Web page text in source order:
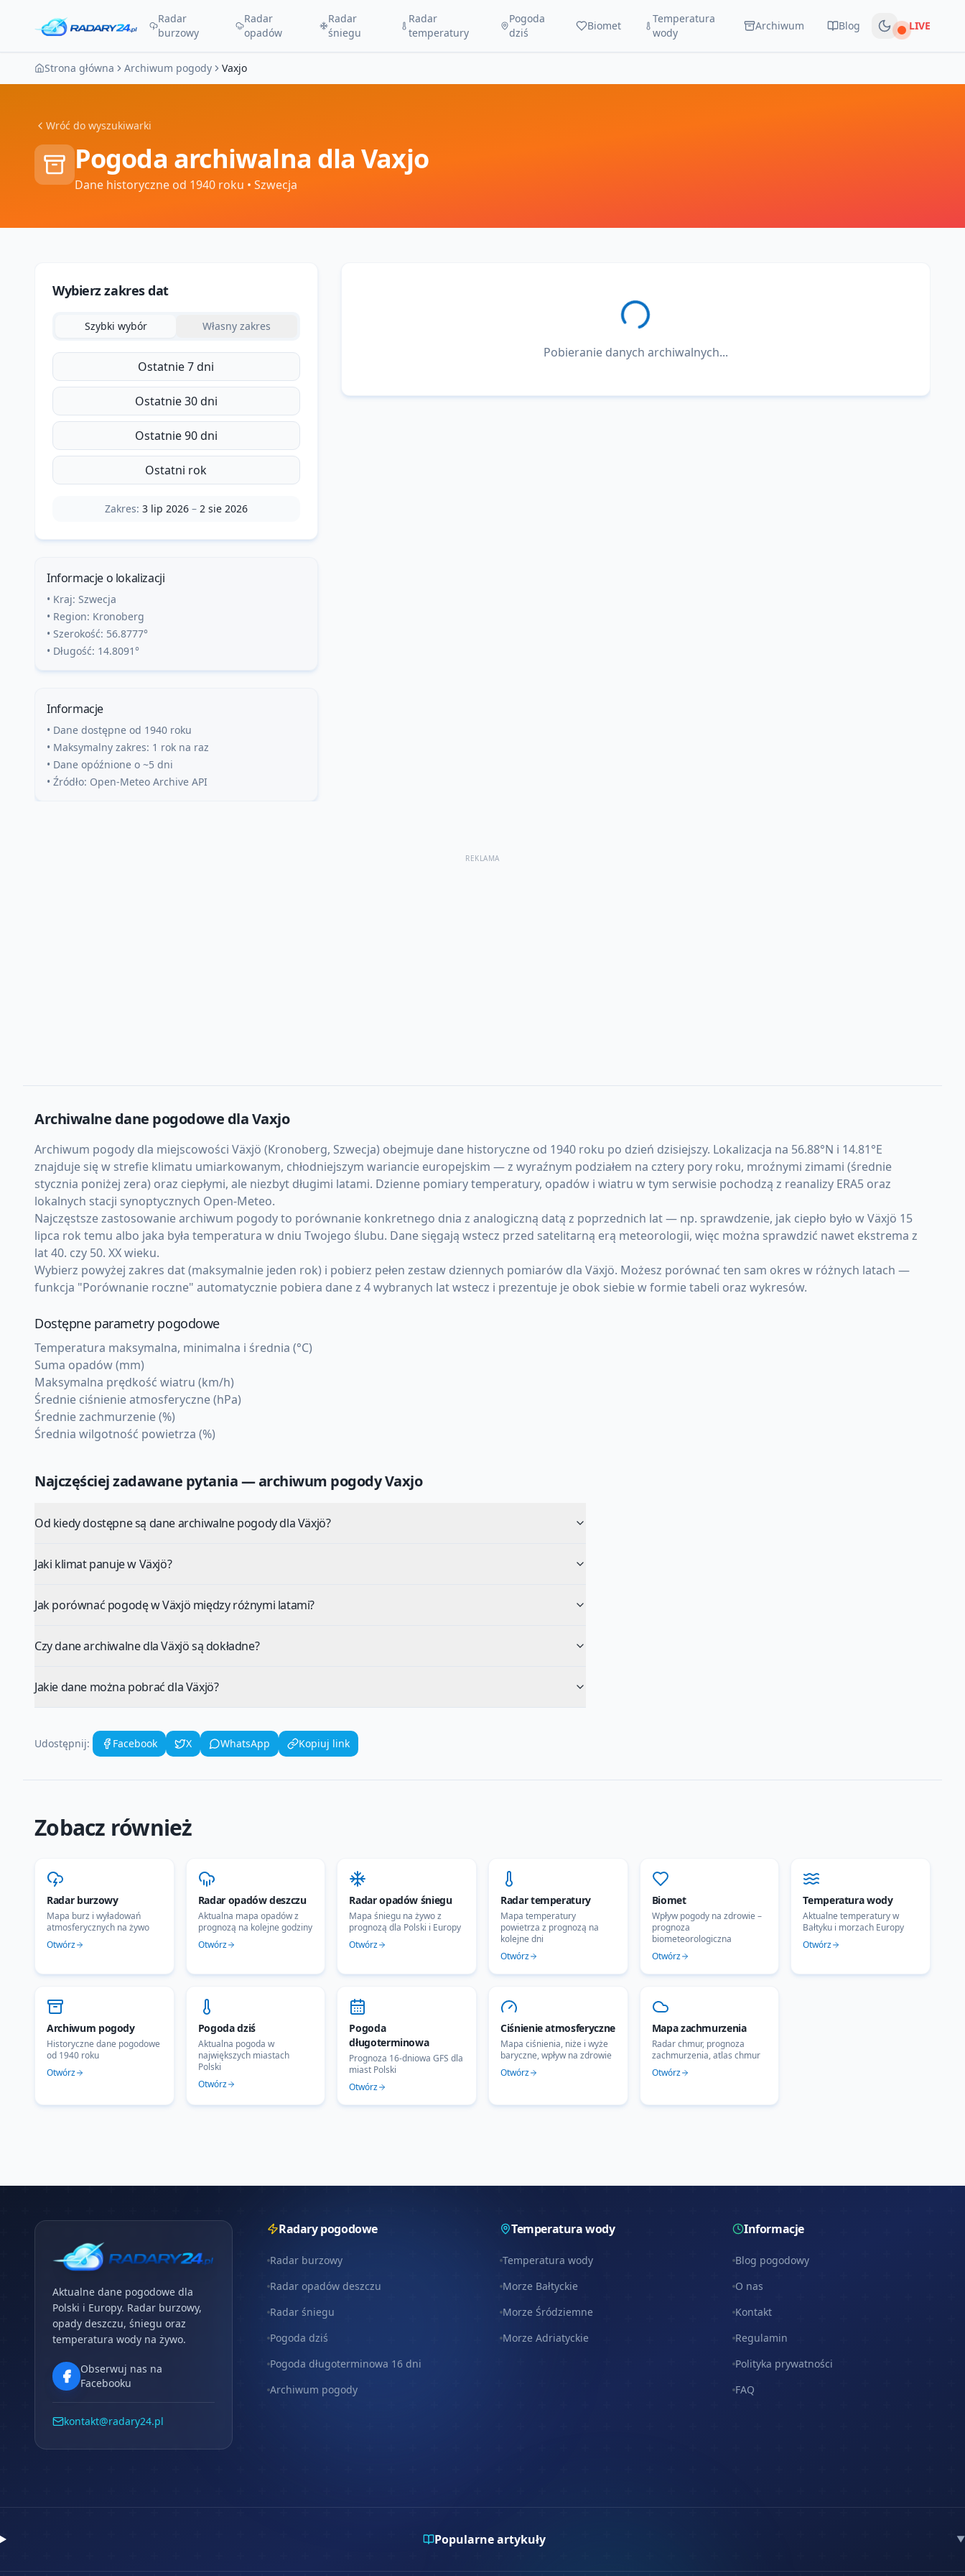
Radar
burzowy
Radar
opadów
Radar
śniegu
Radar
temperatury
Pogoda
dziś
Biomet
Temperatura
wody
Archiwum Blog Na żywo
LIVE
Strona główna Archiwum pogody Vaxjo
Wróć do wyszukiwarki
Pogoda archiwalna dlaVaxjo
Dane historyczne od 1940 roku • Szwecja
Wybierz zakres dat
Szybki wybór Własny zakres
Ostatnie 7 dni
Ostatnie 30 dni
Ostatnie 90 dni
Ostatni rok
Zakres: 3 lip 2026– 2 sie 2026
Informacje o lokalizacji
• Kraj: Szwecja
• Region: Kronoberg
• Szerokość: 56.8777°
• Długość: 14.8091°
Informacje
• Dane dostępne od 1940 roku
• Maksymalny zakres: 1 rok na raz
• Dane opóźnione o ~5 dni
• Źródło: Open-Meteo Archive API
Pobieranie danych archiwalnych...
REKLAMA
Archiwalne dane pogodowe dlaVaxjo
Archiwum pogody dla miejscowości Växjö (Kronoberg, Szwecja) obejmuje dane historyczne od 1940 roku po dzień dzisiejszy. Lokalizacja na 56.88°N i 14.81°E
znajduje się w strefie klimatu umiarkowanym, chłodniejszym wariancie europejskim — z wyraźnym podziałem na cztery pory roku, mroźnymi zimami (średnie
stycznia poniżej zera) oraz ciepłymi, ale niezbyt długimi latami. Dzienne pomiary temperatury, opadów i wiatru w tym serwisie pochodzą z reanalizy ERA5 oraz
lokalnych stacji synoptycznych Open-Meteo.
Najczęstsze zastosowanie archiwum pogody to porównanie konkretnego dnia z analogiczną datą z poprzednich lat — np. sprawdzenie, jak ciepło było w Växjö 15
lipca rok temu albo jaka była temperatura w dniu Twojego ślubu. Dane sięgają wstecz przed satelitarną erą meteorologii, więc można sprawdzić nawet ekstrema z
lat 40. czy 50. XX wieku.
Wybierz powyżej zakres dat (maksymalnie jeden rok) i pobierz pełen zestaw dziennych pomiarów dla Växjö. Możesz porównać ten sam okres w różnych latach —
funkcja "Porównanie roczne" automatycznie pobiera dane z 4 wybranych lat wstecz i prezentuje je obok siebie w formie tabeli oraz wykresów.
Dostępne parametry pogodowe
Temperatura maksymalna, minimalna i średnia (°C)
Suma opadów (mm)
Maksymalna prędkość wiatru (km/h)
Średnie ciśnienie atmosferyczne (hPa)
Średnie zachmurzenie (%)
Średnia wilgotność powietrza (%)
Najczęściej zadawane pytania — archiwum pogodyVaxjo
Od kiedy dostępne są dane archiwalne pogody dla Växjö?
Jaki klimat panuje w Växjö?
Jak porównać pogodę w Växjö między różnymi latami?
Czy dane archiwalne dla Växjö są dokładne?
Jakie dane można pobrać dla Växjö?
Udostępnij: Facebook X WhatsApp Kopiuj link
Zobacz również
Radar burzowy
Mapa burz i wyładowań
atmosferycznych na żywo
Otwórz
Radar opadów deszczu
Aktualna mapa opadów z
prognozą na kolejne godziny
Otwórz
Radar opadów śniegu
Mapa śniegu na żywo z
prognozą dla Polski i Europy
Otwórz
Radar temperatury
Mapa temperatury
powietrza z prognozą na
kolejne dni
Otwórz
Biomet
Wpływ pogody na zdrowie –
prognoza
biometeorologiczna
Otwórz
Temperatura wody
Aktualne temperatury w
Bałtyku i morzach Europy
Otwórz
Archiwum pogody
Historyczne dane pogodowe
od 1940 roku
Otwórz
Pogoda dziś
Aktualna pogoda w
największych miastach
Polski
Otwórz
Pogoda
długoterminowa
Prognoza 16-dniowa GFS dla
miast Polski
Otwórz
Ciśnienie atmosferyczne
Mapa ciśnienia, niże i wyże
baryczne, wpływ na zdrowie
Otwórz
Mapa zachmurzenia
Radar chmur, prognoza
zachmurzenia, atlas chmur
Otwórz
Aktualne dane pogodowe dla
Polski i Europy. Radar burzowy,
opady deszczu, śniegu oraz
temperatura wody na żywo.
Obserwuj nas na
Facebooku
kontakt@radary24.pl
Radary pogodowe
Radar burzowy
Radar opadów deszczu
Radar śniegu
Pogoda dziś
Pogoda długoterminowa 16 dni
Archiwum pogody
Temperatura wody
Temperatura wody
Morze Bałtyckie
Morze Śródziemne
Morze Adriatyckie
Informacje
Blog pogodowy
O nas
Kontakt
Regulamin
Polityka prywatności
FAQ
Popularne artykuły ▼